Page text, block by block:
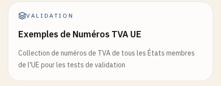
VALIDATION
Exemples de Numéros TVA UE
Collection de numéros de TVA de tous les États membres
de l'UE pour les tests de validation